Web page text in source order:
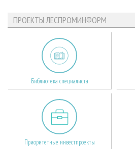
ПРОЕКТЫ ЛЕСПРОМИНФОРМ
Библиотека специалиста
Приоритетные инвестпроекты